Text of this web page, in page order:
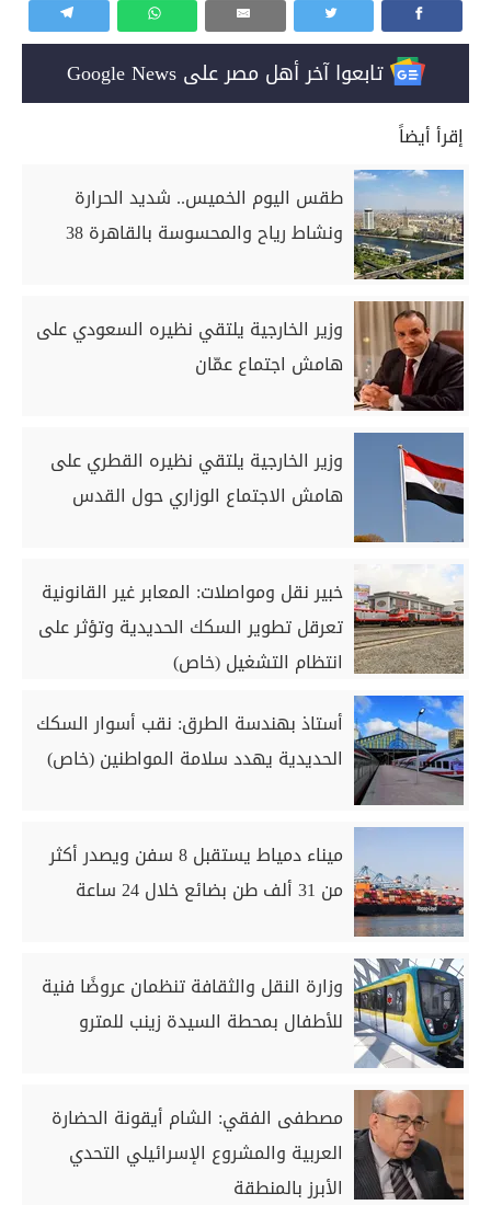
تابعوا آخر أهل مصر على Google News
إقرأ أيضاً
طقس اليوم الخميس.. شديد الحرارة
ونشاط رياح والمحسوسة بالقاهرة 38
وزير الخارجية يلتقي نظيره السعودي على
هامش اجتماع عمّان
وزير الخارجية يلتقي نظيره القطري على
هامش الاجتماع الوزاري حول القدس
خبير نقل ومواصلات: المعابر غير القانونية
تعرقل تطوير السكك الحديدية وتؤثر على
انتظام التشغيل (خاص)
أستاذ بهندسة الطرق: نقب أسوار السكك
الحديدية يهدد سلامة المواطنين (خاص)
ميناء دمياط يستقبل 8 سفن ويصدر أكثر
من 31 ألف طن بضائع خلال 24 ساعة
وزارة النقل والثقافة تنظمان عروضًا فنية
للأطفال بمحطة السيدة زينب للمترو
مصطفى الفقي: الشام أيقونة الحضارة
العربية والمشروع الإسرائيلي التحدي
الأبرز بالمنطقة